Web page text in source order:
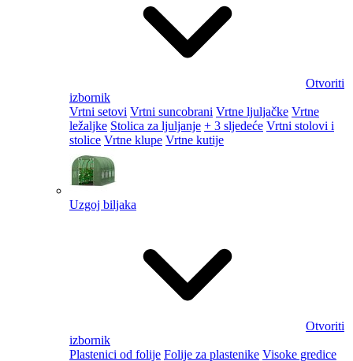
Otvoriti
izbornik
Vrtni setovi Vrtni suncobrani Vrtne ljuljačke Vrtne
ležaljke Stolica za ljuljanje + 3 sljedeće Vrtni stolovi i
stolice Vrtne klupe Vrtne kutije
Uzgoj biljaka
Otvoriti
izbornik
Plastenici od folije Folije za plastenike Visoke gredice